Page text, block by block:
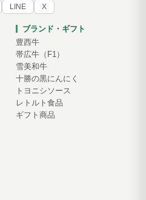
LINE X
ブランド・ギフト
豊西牛
帯広牛（F1）
雪美和牛
十勝の黒にんにく
トヨニシソース
レトルト食品
ギフト商品